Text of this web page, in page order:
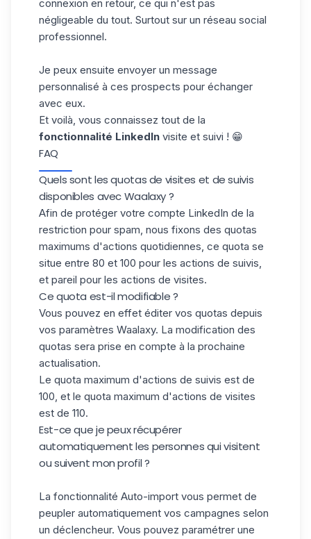
connexion en retour, ce qui n'est pas
négligeable du tout. Surtout sur un réseau social
professionnel.
Je peux ensuite envoyer un message
personnalisé à ces prospects pour échanger
avec eux.
Et voilà, vous connaissez tout de la
fonctionnalité LinkedIn visite et suivi ! 😁
FAQ
Quels sont les quotas de visites et de suivis
disponibles avec Waalaxy ?
Afin de protéger votre compte LinkedIn de la
restriction pour spam, nous fixons des quotas
maximums d'actions quotidiennes, ce quota se
situe entre 80 et 100 pour les actions de suivis,
et pareil pour les actions de visites.
Ce quota est-il modifiable ?
Vous pouvez en effet éditer vos quotas depuis
vos paramètres Waalaxy. La modification des
quotas sera prise en compte à la prochaine
actualisation.
Le quota maximum d'actions de suivis est de
100, et le quota maximum d'actions de visites
est de 110.
Est-ce que je peux récupérer
automatiquement les personnes qui visitent
ou suivent mon profil ?
La fonctionnalité Auto-import vous permet de
peupler automatiquement vos campagnes selon
un déclencheur. Vous pouvez paramétrer une